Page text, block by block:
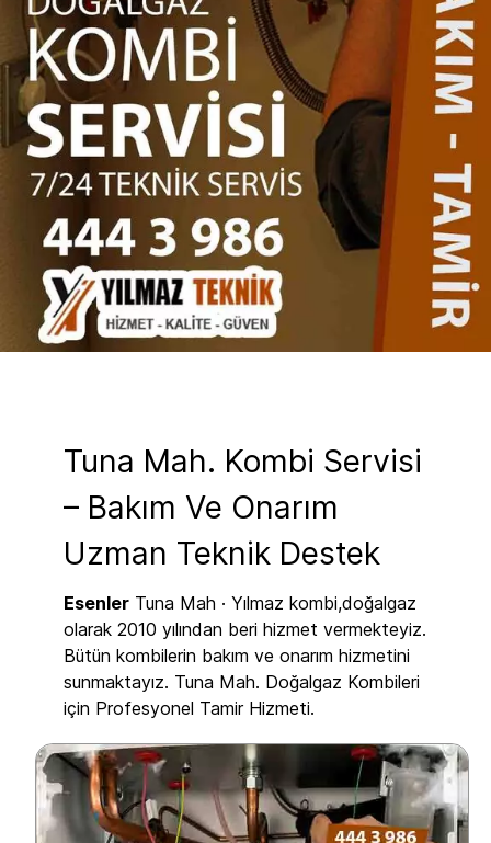
Tuna Mah. Kombi Servisi
– Bakım Ve Onarım
Uzman Teknik Destek
Esenler Tuna Mah · Yılmaz kombi,doğalgaz
olarak 2010 yılından beri hizmet vermekteyiz.
Bütün kombilerin bakım ve onarım hizmetini
sunmaktayız. Tuna Mah. Doğalgaz Kombileri
için Profesyonel Tamir Hizmeti.